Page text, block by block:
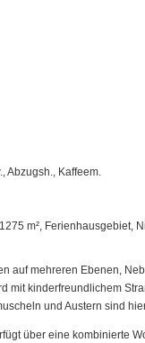
Abzugsh., Kaffeem.
m², Ferienhausgebiet,
auf mehreren Ebenen,
mit kinderfreundlichem
und Austern sind
über eine kombinierte